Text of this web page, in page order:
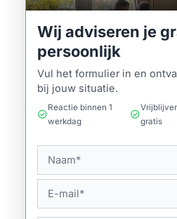
Wij adviseren je
persoonlijk
Vul het formulier in en
bij jouw situatie.
check_circle
Reactie binnen 1
werkdag
check_circle
gratis